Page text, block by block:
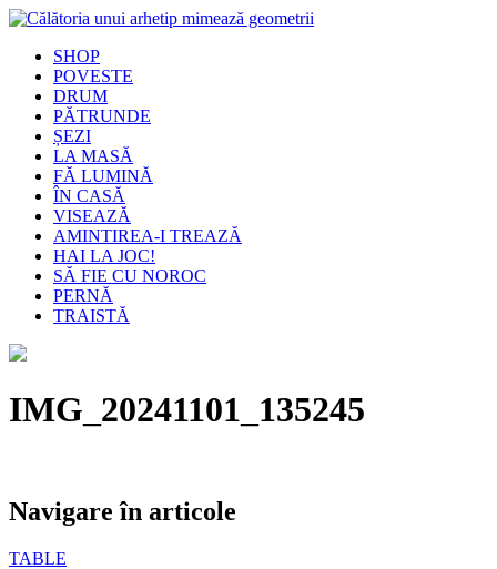
SHOP
POVESTE
DRUM
PĂTRUNDE
ȘEZI
LA MASĂ
FĂ LUMINĂ
ÎN CASĂ
VISEAZĂ
AMINTIREA-I TREAZĂ
HAI LA JOC!
SĂ FIE CU NOROC
PERNĂ
TRAISTĂ
IMG_20241101_135245
Navigare în articole
TABLE